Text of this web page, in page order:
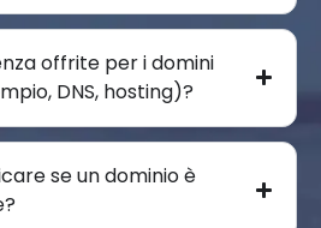
offrite per i domini
DNS, hosting)?
se un dominio è